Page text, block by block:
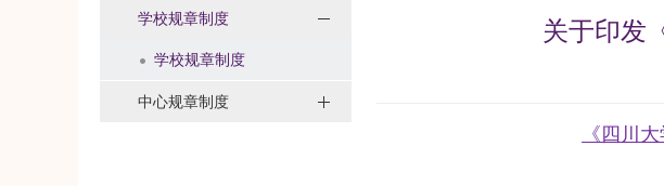
学校规章制度
学校规章制度
中心规章制度
关于印发
《四川